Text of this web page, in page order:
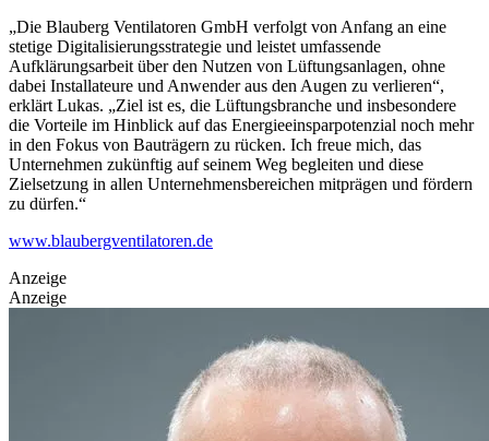
„Die Blauberg Ventilatoren GmbH verfolgt von Anfang an eine
stetige Digitalisierungsstrategie und leistet umfassende
Aufklärungsarbeit über den Nutzen von Lüftungsanlagen, ohne
dabei Installateure und Anwender aus den Augen zu verlieren“,
erklärt Lukas. „Ziel ist es, die Lüftungsbranche und insbesondere
die Vorteile im Hinblick auf das Energieeinsparpotenzial noch mehr
in den Fokus von Bauträgern zu rücken. Ich freue mich, das
Unternehmen zukünftig auf seinem Weg begleiten und diese
Zielsetzung in allen Unternehmensbereichen mitprägen und fördern
zu dürfen.“
www.blaubergventilatoren.de
Anzeige
Anzeige